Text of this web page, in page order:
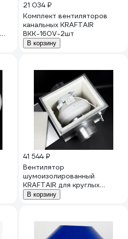
21 034 ₽
Комплект вентиляторов
канальных KRAFTAIR
ВКК-160V-2шт
В корзину
41 544 ₽
Вентилятор
шумоизолированный
KRAFTAIR для круглых
воздуховодов диаметром
160 мм ВКК+Короб(160)
В корзину